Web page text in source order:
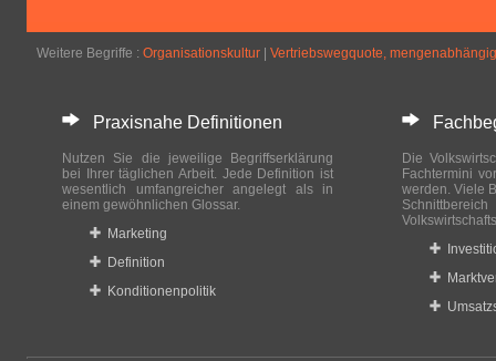
Weitere Begriffe : Organisationskultur Vertriebswegquote,
Praxisnahe Definitionen
Nutzen Sie die jeweilige Begriffserklärung
bei Ihrer täglichen Arbeit. Jede Definition ist
wesentlich umfangreicher angelegt als in
einem gewöhnlichen Glossar.
Marketing
Definition
Konditionenpolitik
Die
Fachtermini
werden. Viele